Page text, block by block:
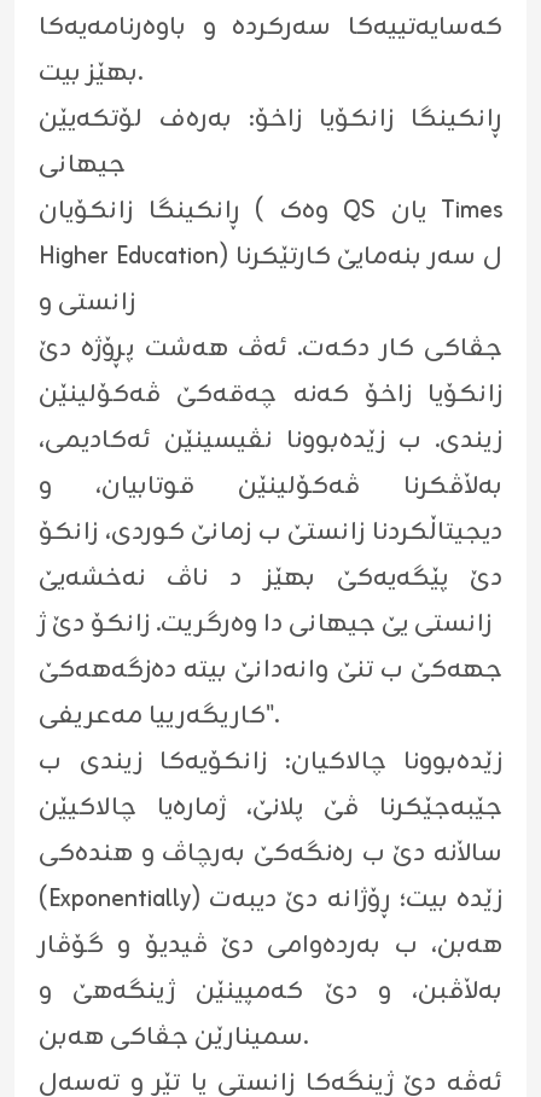
کەسایەتییەکا سەرکردە و باوەرنامەیەکا
بهێز بیت.
ڕانکینگا زانکۆیا زاخۆ: بەرەف لۆتکەیێن
جیهانی
ڕانکینگا زانکۆیان ( وەک QS یان Times
Higher Education) ل سەر بنەمایێ کارتێکرنا
زانستی و
جڤاکی کار دکەت. ئەڤ هەشت پڕۆژە دێ
زانکۆیا زاخۆ کەنە چەقەکێ ڤەکۆلینێن
زیندی. ب زێدەبوونا نڤیسینێن ئەکادیمی،
بەڵاڤکرنا ڤەکۆلینێن قوتابیان، و
دیجیتاڵکردنا زانستێ ب زمانێ کوردی، زانکۆ
دێ پێگەیەکێ بهێز د ناڤ نەخشەیێ
زانستی یێ جیهانی دا وەرگریت. زانکۆ دێ ژ
جهەکێ ب تنێ وانەدانێ بیتە دەزگەهەکێ
"کاریگەرییا مەعریفی.
زێدەبوونا چالاکیان: زانکۆیەکا زیندی ب
جێبەجێکرنا ڤێ پلانێ، ژمارەیا چالاکیێن
ساڵانە دێ ب رەنگەکێ بەرچاڤ و هندەکی
(Exponentially) زێدە بیت؛ ڕۆژانە دێ دیبەت
هەبن، ب بەردەوامی دێ ڤیدیۆ و گۆڤار
بەڵاڤبن، و دێ کەمپینێن ژینگەهێ و
سمینارێن جڤاکی هەبن.
ئەڤە دێ ژینگەکا زانستی یا تێر و تەسەل